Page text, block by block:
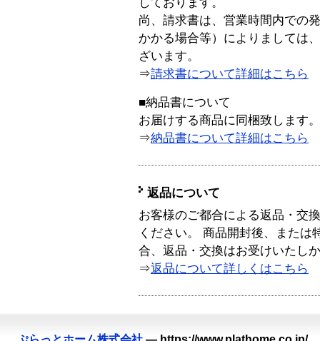
しております。
尚、請求書は、営業時間内での
かかる場合等）によりましては
ざいます。
⇒請求書について詳細はこちら
■納品書について
お届けする商品に同梱致します。
⇒納品書について詳細はこちら
返品について
お客様のご都合による返品・交
ください。 商品開封後、または
合、返品・交換はお受けいたし
⇒返品について詳しくはこちら